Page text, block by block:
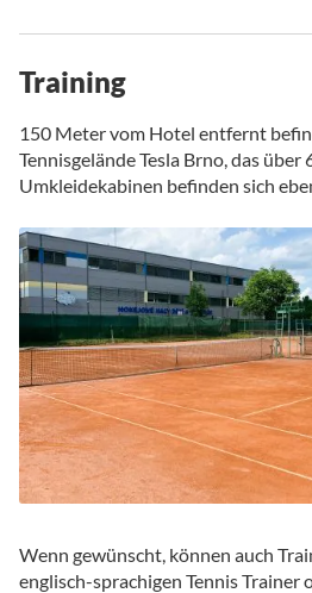
Training
150 Meter vom Hotel entfernt
Tennisgelände Tesla Brno, das über
Umkleidekabinen befinden sich
Wenn gewünscht, können auch
englisch-sprachigen Tennis Trainer